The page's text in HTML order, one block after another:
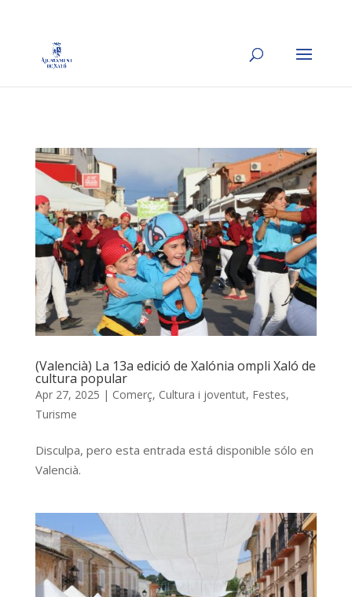
(Valencià) La 13a edició de Xalónia ompli Xaló de
cultura popular
Apr 27, 2025 | Comerç, Cultura i joventut, Festes,
Turisme
Disculpa, pero esta entrada está disponible sólo en
Valencià.